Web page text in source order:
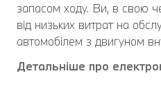
запасом ходу. Ви, в свою
від низьких витрат на
автомобілем з двигуном
Детальніше про